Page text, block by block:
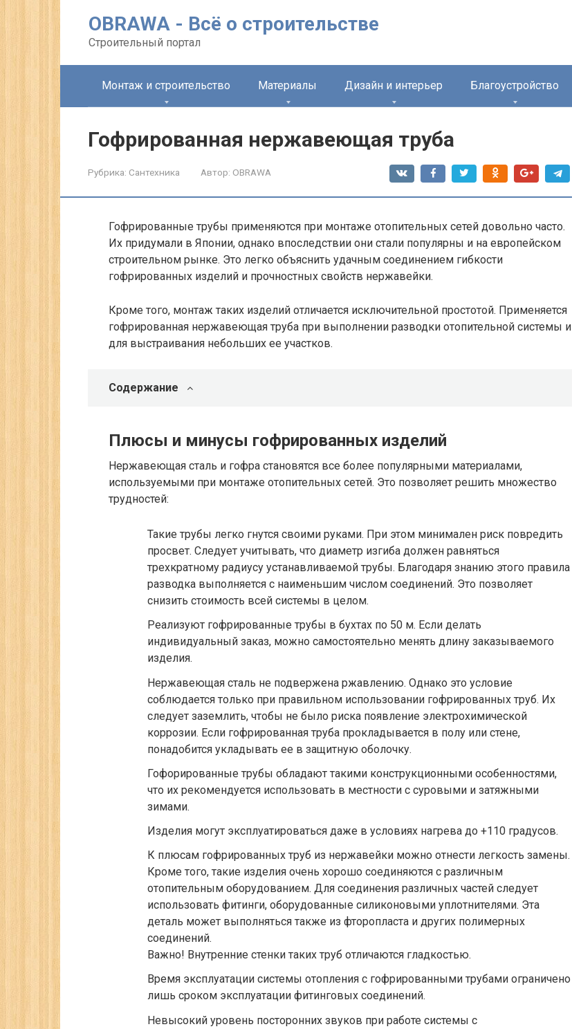
OBRAWA - Всё о строительстве
Строительный портал
Монтаж и строительство Материалы Дизайн и интерьер Благоустройство
Гофрированная нержавеющая труба
Рубрика: Сантехника Автор: OBRAWA
Гофрированные трубы применяются при монтаже отопительных сетей довольно часто.
Их придумали в Японии, однако впоследствии они стали популярны и на европейском
строительном рынке. Это легко объяснить удачным соединением гибкости
гофрированных изделий и прочностных свойств нержавейки.
Кроме того, монтаж таких изделий отличается исключительной простотой. Применяется
гофрированная нержавеющая труба при выполнении разводки отопительной системы и
для выстраивания небольших ее участков.
Содержание
Плюсы и минусы гофрированных изделий
Нержавеющая сталь и гофра становятся все более популярными материалами,
используемыми при монтаже отопительных сетей. Это позволяет решить множество
трудностей:
Такие трубы легко гнутся своими руками. При этом минимален риск повредить
просвет. Следует учитывать, что диаметр изгиба должен равняться
трехкратному радиусу устанавливаемой трубы. Благодаря знанию этого правила
разводка выполняется с наименьшим числом соединений. Это позволяет
снизить стоимость всей системы в целом.
Реализуют гофрированные трубы в бухтах по 50 м. Если делать
индивидуальный заказ, можно самостоятельно менять длину заказываемого
изделия.
Нержавеющая сталь не подвержена ржавлению. Однако это условие
соблюдается только при правильном использовании гофрированных труб. Их
следует заземлить, чтобы не было риска появление электрохимической
коррозии. Если гофрированная труба прокладывается в полу или стене,
понадобится укладывать ее в защитную оболочку.
Гофорированные трубы обладают такими конструкционными особенностями,
что их рекомендуется использовать в местности с суровыми и затяжными
зимами.
Изделия могут эксплуатироваться даже в условиях нагрева до +110 градусов.
К плюсам гофрированных труб из нержавейки можно отнести легкость замены.
Кроме того, такие изделия очень хорошо соединяются с различным
отопительным оборудованием. Для соединения различных частей следует
использовать фитинги, оборудованные силиконовыми уплотнителями. Эта
деталь может выполняться также из фторопласта и других полимерных
соединений.
​Важно! Внутренние стенки таких труб отличаются гладкостью.
Время эксплуатации системы отопления с гофрированными трубами ограничено
лишь сроком эксплуатации фитинговых соединений.
Невысокий уровень посторонних звуков при работе системы с